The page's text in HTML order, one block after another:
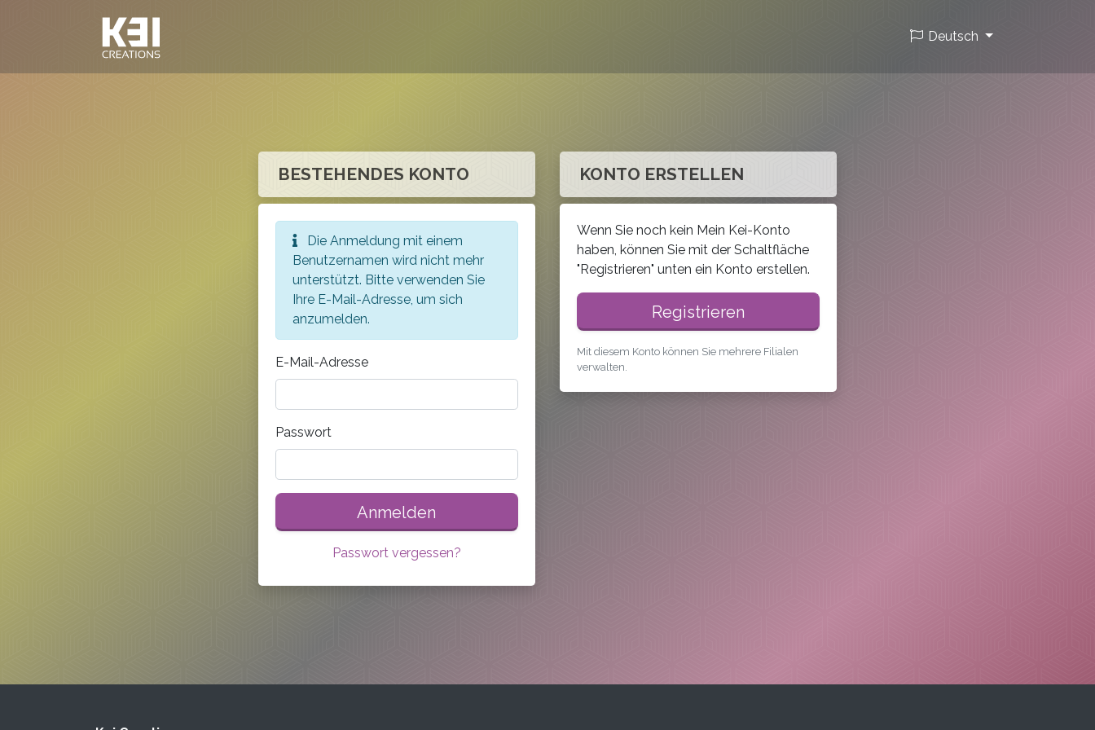
Deutsch
BESTEHENDES KONTO
Die Anmeldung mit einem
Benutzernamen wird nicht mehr
unterstützt. Bitte verwenden Sie
Ihre E-Mail-Adresse, um sich
anzumelden.
E-Mail-Adresse
Passwort
Anmelden
Passwort vergessen?
KONTO ERSTELLEN
Wenn Sie noch kein Mein Kei-Konto
haben, können Sie mit der Schaltfläche
"Registrieren" unten ein Konto erstellen.
Registrieren
Mit diesem Konto können Sie mehrere Filialen
verwalten.